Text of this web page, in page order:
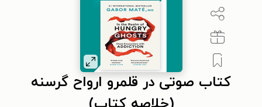
کتاب صوتی در قلمرو ارواح گرسنه